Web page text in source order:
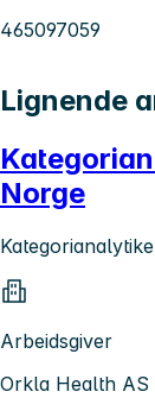
465097059
Lignende
Norge
Arbeidsgiver
Orkla Health AS